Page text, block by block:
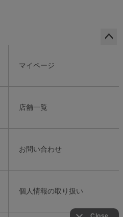
マイページ
店舗一覧
お問い合わせ
個人情報の取り扱い